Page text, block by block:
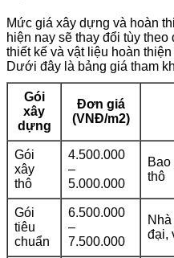
Mức giá xây dựng và hoàn
hiện nay sẽ thay đổi tùy
thiết kế và vật liệu hoàn
Dưới đây là bảng giá tham
Gói
xây
dựng
Đơn giá
(VNĐ/m2)
Gói
xây
thô
4.500.000
–
5.000.000
thô
Gói
tiêu
chuẩn
6.500.000
–
7.500.000
đại,